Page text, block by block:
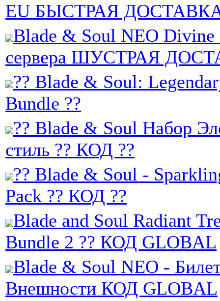
EU БЫСТРАЯ
Blade & Soul NEO Divine
сервера ШУСТРАЯ
?? Blade & Soul:
Bundle ??
?? Blade & Soul Набор
стиль ?? КОД ??
?? Blade & Soul -
Pack ?? КОД ??
Blade and Soul Radiant
Bundle 2 ?? КОД GLOBAL
Blade & Soul NEO -
Внешности КОД GLOBAL